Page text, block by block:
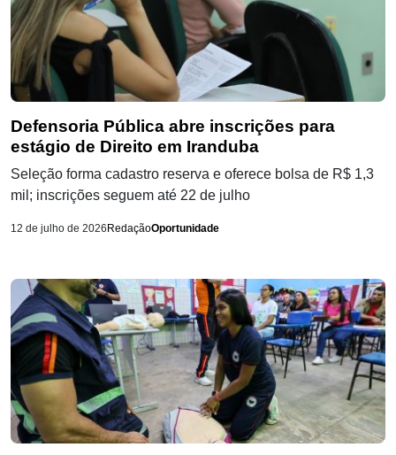
Defensoria Pública abre inscrições para
estágio de Direito em Iranduba
Seleção forma cadastro reserva e oferece bolsa de R$ 1,3
mil; inscrições seguem até 22 de julho
12 de julho de 2026RedaçãoOportunidade